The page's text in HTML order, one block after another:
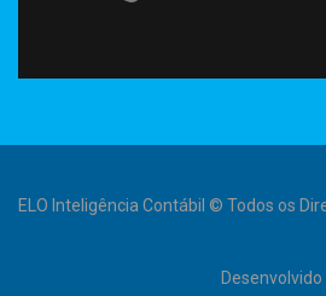
ELO Inteligência Contábil © Todos os
Desenvolvido